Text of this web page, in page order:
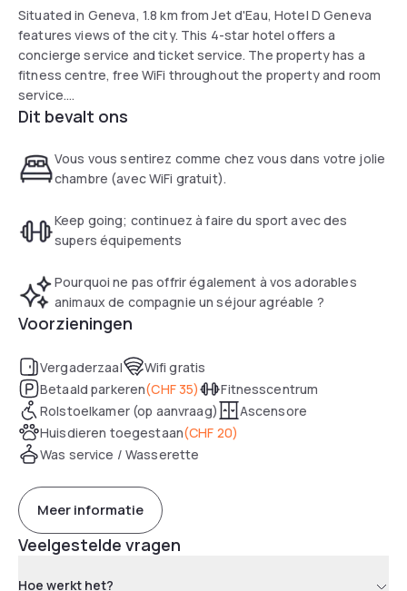
Situated in Geneva, 1.8 km from Jet d'Eau, Hotel D Geneva
features views of the city. This 4-star hotel offers a
concierge service and ticket service. The property has a
fitness centre, free WiFi throughout the property and room
service.
with satellite channels, a kettle, a shower, a hairdryer and a
desk. At the hotel the rooms have a wardrobe and a private
Guests at Hotel D Geneva can enjoy a continental or a
Dit bevalt ons
Vous vous sentirez comme chez vous dans votre jolie
chambre (avec WiFi gratuit).
Keep going; continuez à faire du sport avec des
supers équipements
Pourquoi ne pas offrir également à vos adorables
animaux de compagnie un séjour agréable ?
Voorzieningen
Vergaderzaal
Wifi gratis
Betaald parkeren(CHF 35)
Fitnesscentrum
Rolstoelkamer (op aanvraag)
Ascensore
Huisdieren toegestaan(CHF 20)
Was service / Wasserette
Meer informatie
Veelgestelde vragen
Hoe werkt het?